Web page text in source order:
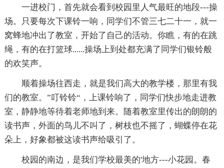
一进校门，首先就会看到校园里人气最旺的地段---操
场。只要每次下课铃一响，同学们不管三七二十一，就一
窝蜂地冲出了教室，开始了自己的活动。你瞧，有的在跳
绳，有的在打篮球......操场上到处都充满了同学们银铃般
的欢笑声。
顺着操场往西走，就是我们高大的教学楼，那里有我
们的教室。”叮铃铃“，上课铃响了，同学们快步地走进教
室，静静地等待着老师地到来。随着教室里传出的朗朗的
读书声，外面的鸟儿不叫了，树枝也不摇了，蝴蝶停在花
朵上，好象都被这读书声给吸引了。
校园的南边，是我们学校最美的'地方---小花园。春